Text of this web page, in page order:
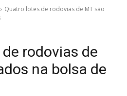
Quatro lotes de rodovias de MT são
rodovias de
na bolsa de